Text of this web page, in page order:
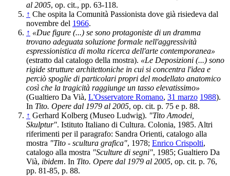
al 2005, op. cit., pp. 63-118.
↑ Che ospita la Comunità Passionista dove già risiedeva dal
novembre del 1966.
↑ «Due figure (...) se sono protagoniste di un dramma
trovano adeguata soluzione formale nell'aggressività
espressionistica di molta ricerca dell'arte contemporanea»
(estratto dal catalogo della mostra). «Le Deposizioni (...) sono
rigide strutture architettoniche in cui si concentra l'idea e
perciò spoglie di particolari propri del modellato anatomico
così che la tragicità raggiunge un tasso elevatissimo»
(Gualtiero Da Vià, L'Osservatore Romano, 31 marzo 1988).
In Tito. Opere dal 1979 al 2005, op. cit. p. 75 e p. 88.
↑ Gerhard Kolberg (Museo Ludwig). "Tito Amodei,
Skulptur". Istituto Italiano di Cultura. Colonia, 1985. Altri
riferimenti per il paragrafo: Sandra Orienti, catalogo alla
mostra "Tito - scultura grafica", 1978; Enrico Crispolti,
catalogo alla mostra "Sculture di segni", 1985; Gualtiero Da
Vià, ibidem. In Tito. Opere dal 1979 al 2005, op. cit. p. 76,
pp. 81-85, p. 88.